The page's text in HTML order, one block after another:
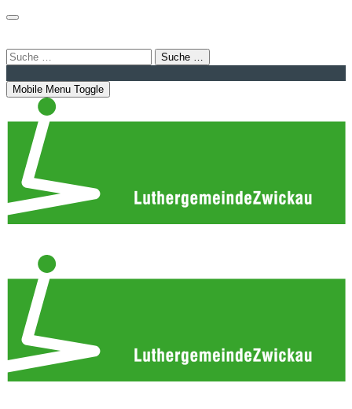
Suche …
Mobile Menu Toggle